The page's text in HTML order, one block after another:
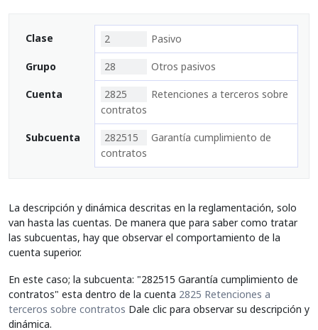
Clase 2 Pasivo
Grupo 28 Otros pasivos
Cuenta 2825
Retenciones a terceros sobre
contratos
Subcuenta 282515
Garantía cumplimiento de
contratos
La descripción y dinámica descritas en la reglamentación, solo
van hasta las cuentas. De manera que para saber como tratar
las subcuentas, hay que observar el comportamiento de la
cuenta superior.
En este caso; la subcuenta: "282515 Garantía cumplimiento de
contratos" esta dentro de la cuenta 2825 Retenciones a
terceros sobre contratos Dale clic para observar su descripción y
dinámica.